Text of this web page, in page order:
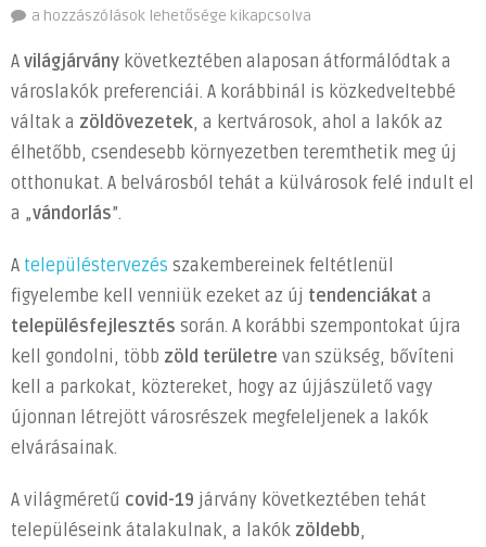
Milyen
távú
hatásai
lesznek
a
világjárványnak
a
fejlődésére?
bejegyzéshez
a hozzászólások lehetősége kikapcsolva
A világjárvány következtében alaposan átformálódtak a
városlakók preferenciái. A korábbinál is közkedveltebbé
váltak a zöldövezetek, a kertvárosok, ahol a lakók az
élhetőbb, csendesebb környezetben teremthetik meg új
otthonukat. A belvárosból tehát a külvárosok felé indult el
a „vándorlás”.
A településtervezés szakembereinek feltétlenül
figyelembe kell venniük ezeket az új tendenciákat a
településfejlesztés során. A korábbi szempontokat újra
kell gondolni, több zöld területre van szükség, bővíteni
kell a parkokat, köztereket, hogy az újjászülető vagy
újonnan létrejött városrészek megfeleljenek a lakók
elvárásainak.
A világméretű covid-19 járvány következtében tehát
településeink átalakulnak, a lakók zöldebb,